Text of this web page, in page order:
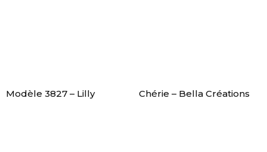
Modèle 3827 – Lilly Chérie – Bella Créations